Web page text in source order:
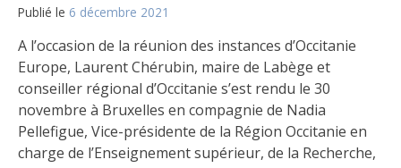
Publié le 6 décembre 2021
A l’occasion de la réunion des instances d’Occitanie
Europe, Laurent Chérubin, maire de Labège et
conseiller régional d’Occitanie s’est rendu le 30
novembre à Bruxelles en compagnie de Nadia
Pellefigue, Vice-présidente de la Région Occitanie en
charge de l’Enseignement supérieur, de la Recherche,